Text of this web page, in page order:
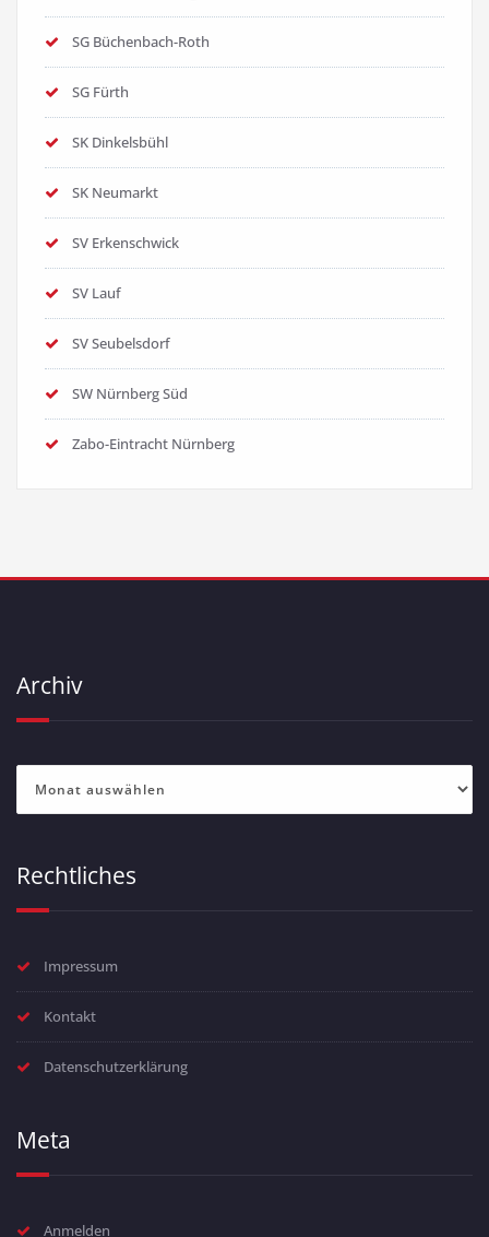
SG Büchenbach-Roth
SG Fürth
SK Dinkelsbühl
SK Neumarkt
SV Erkenschwick
SV Lauf
SV Seubelsdorf
SW Nürnberg Süd
Zabo-Eintracht Nürnberg
Archiv
Rechtliches
Impressum
Kontakt
Datenschutzerklärung
Meta
Anmelden